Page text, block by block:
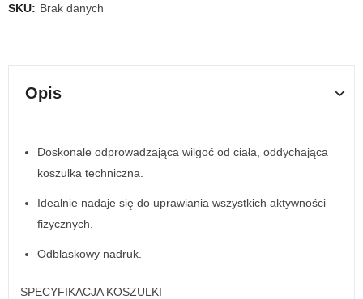
SKU: Brak danych
Opis
Doskonale odprowadzająca wilgoć od ciała, oddychająca
koszulka techniczna.
Idealnie nadaje się do uprawiania wszystkich aktywności
fizycznych.
Odblaskowy nadruk.
SPECYFIKACJA KOSZULKI